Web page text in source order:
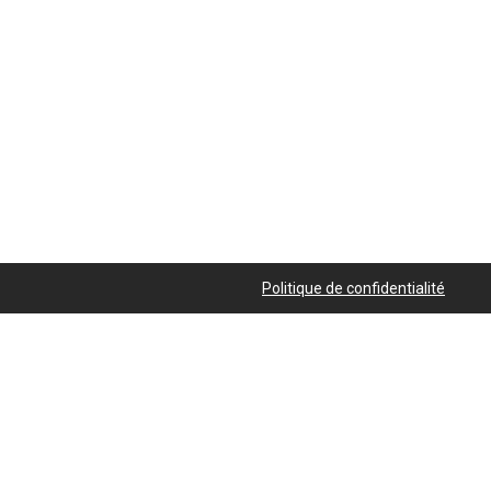
Politique de confidentialité